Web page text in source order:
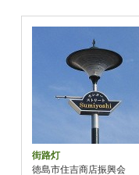
街路灯
徳島市住吉商店振興会